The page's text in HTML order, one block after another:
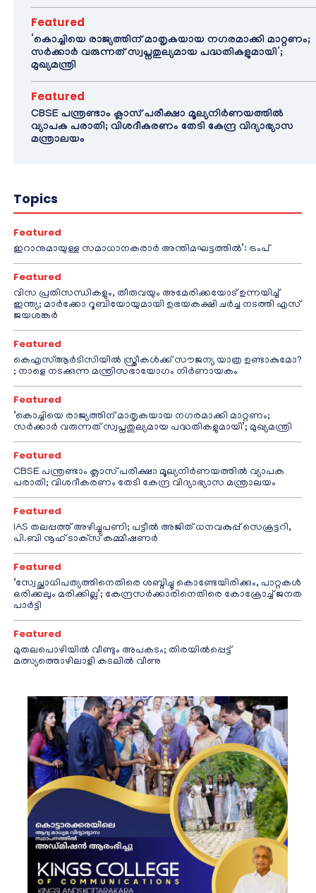
Featured
‘കൊച്ചിയെ രാജ്യത്തിന് മാതൃകയായ നഗരമാക്കി മാറ്റണം;
സർക്കാർ വരുന്നത് സ്വപ്നതുല്യമായ പദ്ധതികളുമായി’;
മുഖ്യമന്ത്രി
Featured
CBSE പന്ത്രണ്ടാം ക്ലാസ് പരീക്ഷാ മൂല്യനിർണയത്തിൽ
വ്യാപക പരാതി; വിശദീകരണം തേടി കേന്ദ്ര വിദ്യാഭ്യാസ
മന്ത്രാലയം
Topics
Featured
ഇറാനുമായുള്ള സമാധാനകരാർ അന്തിമഘട്ടത്തിൽ‌’: ട്രംപ്
Featured
വിസ പ്രതിസന്ധികളും, തീരുവയും അമേരിക്കയോട് ഉന്നയിച്ച്
ഇന്ത്യ; മാർക്കോ റൂബിയോയുമായി ഉഭയകക്ഷി ചർച്ച നടത്തി എസ്
ജയശങ്കർ
Featured
കെഎസ്ആർടിസിയിൽ സ്ത്രീകൾക്ക് സൗജന്യ യാത്ര ഉണ്ടാകുമോ?
; നാളെ നടക്കുന്ന മന്ത്രിസഭായോഗം നിർണായകം
Featured
‘കൊച്ചിയെ രാജ്യത്തിന് മാതൃകയായ നഗരമാക്കി മാറ്റണം;
സർക്കാർ വരുന്നത് സ്വപ്നതുല്യമായ പദ്ധതികളുമായി’; മുഖ്യമന്ത്രി
Featured
CBSE പന്ത്രണ്ടാം ക്ലാസ് പരീക്ഷാ മൂല്യനിർണയത്തിൽ വ്യാപക
പരാതി; വിശദീകരണം തേടി കേന്ദ്ര വിദ്യാഭ്യാസ മന്ത്രാലയം
Featured
IAS തലപ്പത്ത് അഴിച്ചുപണി; പട്ടീല്‍ അജിത് ധനവകുപ്പ് സെക്രട്ടറി,
പി.ബി നൂഹ് ടാക്‌സ് കമ്മീഷണര്‍
Featured
‘സ്വേച്ഛാധിപത്യത്തിനെതിരെ ശബ്ദിച്ചു കൊണ്ടേയിരിക്കും, പാറ്റകൾ
ഒരിക്കലും മരിക്കില്ല’; കേന്ദ്രസർക്കാരിനെതിരെ കോക്രോച്ച് ജനത
പാർട്ടി
Featured
മുതലപൊഴിയിൽ വീണ്ടും അപകടം; തിരയിൽപ്പെട്ട്
മത്സ്യത്തൊഴിലാളി കടലിൽ വീണു